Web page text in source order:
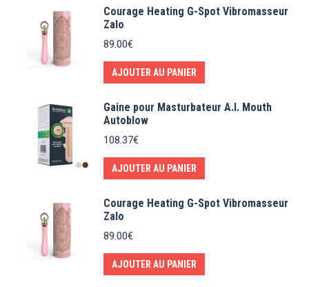
Courage Heating G-Spot Vibromasseur
Zalo
89.00€
AJOUTER AU PANIER
Gaine pour Masturbateur A.I. Mouth
Autoblow
108.37€
AJOUTER AU PANIER
Courage Heating G-Spot Vibromasseur
Zalo
89.00€
AJOUTER AU PANIER